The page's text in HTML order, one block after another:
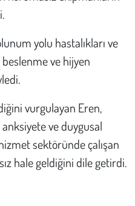
yolu hastalıkları ve
ve hijyen
vurgulayan Eren,
ve duygusal
sektöründe çalışan
hale geldiğini dile getirdi.